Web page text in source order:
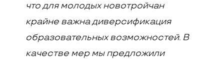
что для молодых новотройчан
крайне важна диверсификация
образовательных возможностей. В
качестве мер мы предложили